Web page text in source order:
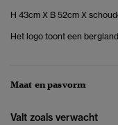
H 43cm X B 52cm X
Het logo toont een
Maat en pasvorm
Valt zoals verwacht